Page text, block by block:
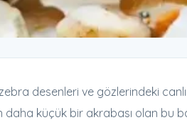
desenleri ve gözlerindeki canlı
daha küçük bir akrabası olan bu